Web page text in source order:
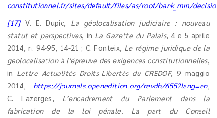
constitutionnel.fr/sites/default/files/as/root/bank_mm/
[17]V. E. Dupic, La géolocalisation judiciaire : nouveau
statut et perspectives, in La Gazette du Palais, 4 e 5 aprile
2014, n. 94-95, 14-21 ; C. Fonteix, Le régime juridique de la
géolocalisation à l'épreuve des exigences constitutionnelles,
in Lettre Actualités Droits-Libertés du CREDOF, 9 maggio
2014, https://journals.openedition.org/revdh/655?lang=en,
C. Lazerges, L’encadrement du Parlement dans la
fabrication de la loi pénale. La part du Conseil